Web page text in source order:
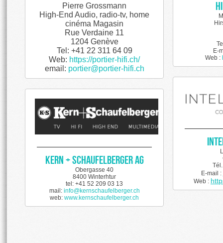
Pierre Grossmann
High-End Audio, radio-tv, home
cinéma Magasin
Rue Verdaine 11
1204 Genève
Tel: +41 22 311 64 09
Web: https://portier-hifi.ch/
email: portier@portier-hifi.ch
E-
Web :
E-mail :
Web :
Kern + Schaufelberger AG
Obergasse 40
8400 Winterhtur
tel: +41 52 209 03 13
mail: info@kernschaufelberger.ch
web: www.kernschaufelberger.ch